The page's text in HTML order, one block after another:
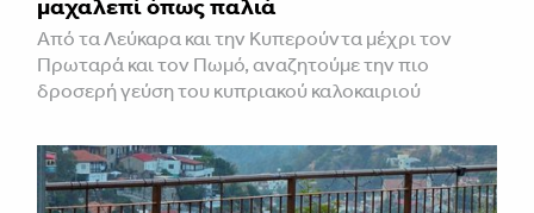
Από τα Λεύκαρα και την Κυπερούντα μέχρι τον
Πρωταρά και τον Πωμό, αναζητούμε την πιο
δροσερή γεύση του κυπριακού καλοκαιριού